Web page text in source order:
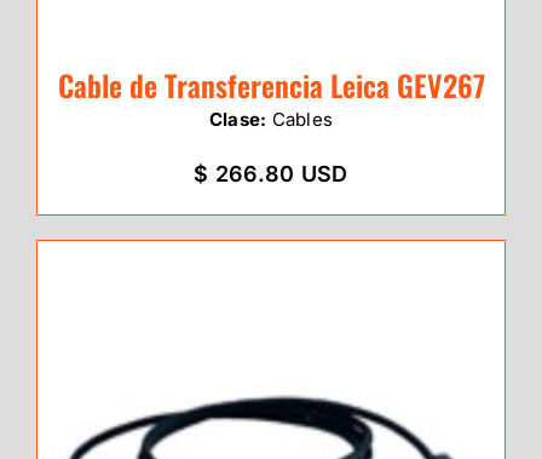
Cable de Transferencia Leica GEV267
Clase: Cables
$ 266.80 USD